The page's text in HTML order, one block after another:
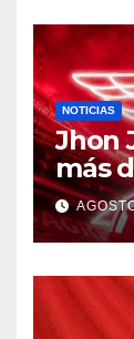
NOTICIAS
Jhon
más